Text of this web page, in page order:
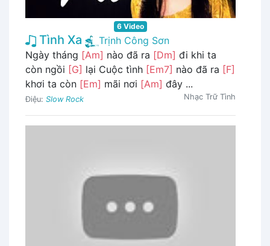
6 Video
Tình Xa
Trịnh Công Sơn
Ngày tháng [Am] nào đã ra [Dm] đi khi ta
còn ngồi [G] lại Cuộc tình [Em7] nào đã ra [F]
khơi ta còn [Em] mãi nơi [Am] đây ...
Điệu: Slow Rock Nhạc Trữ Tình